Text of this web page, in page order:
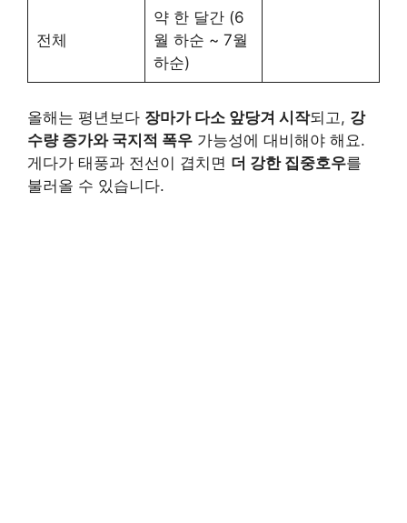
전체
약 한 달간 (6
월 하순 ~ 7월
하순)
올해는 평년보다 장마가 다소 앞당겨 시작되고, 강
수량 증가와 국지적 폭우 가능성에 대비해야 해요.
게다가 태풍과 전선이 겹치면 더 강한 집중호우를
불러올 수 있습니다.